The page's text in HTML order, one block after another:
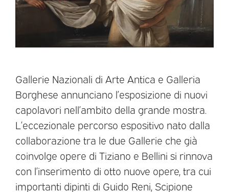
Gallerie Nazionali di Arte Antica e Galleria
Borghese annunciano l’esposizione di nuovi
capolavori nell’ambito della grande mostra.
L’eccezionale percorso espositivo nato dalla
collaborazione tra le due Gallerie che già
coinvolge opere di Tiziano e Bellini si rinnova
con l’inserimento di otto nuove opere, tra cui
importanti dipinti di Guido Reni, Scipione